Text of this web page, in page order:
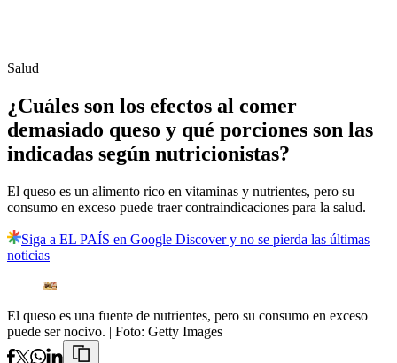
Salud
¿Cuáles son los efectos al comer
demasiado queso y qué porciones son las
indicadas según nutricionistas?
El queso es un alimento rico en vitaminas y nutrientes, pero su
consumo en exceso puede traer contraindicaciones para la salud.
Siga a EL PAÍS en Google Discover y no se pierda las últimas
noticias
El queso es una fuente de nutrientes, pero su consumo en exceso
puede ser nocivo. | Foto: Getty Images